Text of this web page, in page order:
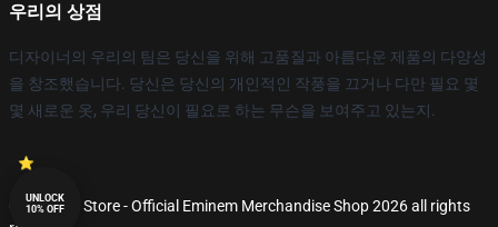
우리의 상점
디자이너의 우리의 팀은 당신을 위해 고품질과 아름다운 제품의 다양성
을 창조했습니다. 당신은 당신의 개인적인 작풍을 끄거나 다만 필요 몇
몇 새로운 옷, 우리 당신이 필요로 하는 무슨을 보여주고 있는지.
© Eminem Store - Official Eminem Merchandise Shop 2026 all rights
UNLOCK
10% OFF